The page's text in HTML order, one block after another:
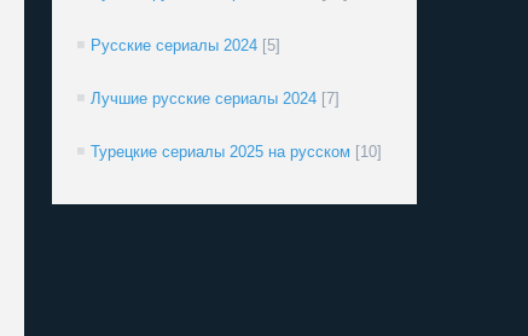
Русские сериалы 2024 [5]
Лучшие русские сериалы 2024 [7]
Турецкие сериалы 2025 на русском [10]